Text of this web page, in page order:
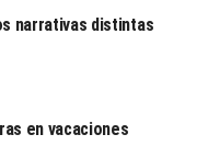
narrativas distintas
en vacaciones